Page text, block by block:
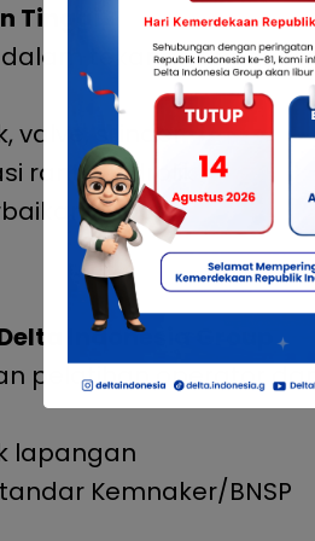
Tinggi
tekanan tinggi,
valve, silinder
rantai hidrolik
cepat
Indonesia Group
pelatihan operator
lapangan
Kemnaker/BNSP